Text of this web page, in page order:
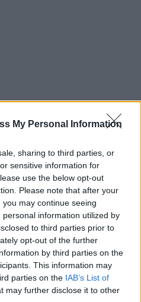
My Personal Information
sharing to third parties, or
sensitive information for
use the below opt-out
Please note that after your
may continue seeing
information utilized by
to third parties prior to
opt-out of the further
by third parties on the
This information may
parties on the IAB’s List of
may further disclose it to other